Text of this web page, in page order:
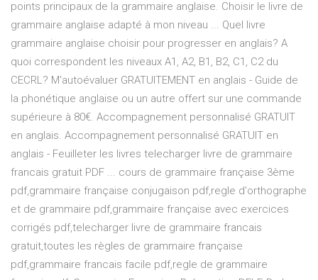
points principaux de la grammaire anglaise. Choisir le livre de
grammaire anglaise adapté à mon niveau ... Quel livre
grammaire anglaise choisir pour progresser en anglais? A
quoi correspondent les niveaux A1, A2, B1, B2, C1, C2 du
CECRL? M'autoévaluer GRATUITEMENT en anglais - Guide de
la phonétique anglaise ou un autre offert sur une commande
supérieure à 80€. Accompagnement personnalisé GRATUIT
en anglais. Accompagnement personnalisé GRATUIT en
anglais - Feuilleter les livres telecharger livre de grammaire
francais gratuit PDF ... cours de grammaire française 3ème
pdf,grammaire française conjugaison pdf,regle d'orthographe
et de grammaire pdf,grammaire française avec exercices
corrigés pdf,telecharger livre de grammaire francais
gratuit,toutes les règles de grammaire française
pdf,grammaire francais facile pdf,regle de grammaire